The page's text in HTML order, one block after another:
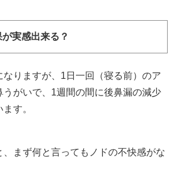
実感出来る？
なりますが、1日一回（寝る前）のア
うがいで、1週間の間に後鼻漏の減少
す。
まず何と言ってもノドの不快感がな